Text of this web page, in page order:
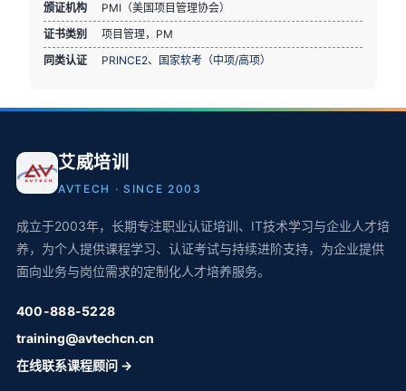
颁证机构
PMI（美国项目管理协会）
证书类别
项目管理，PM
同类认证
PRINCE2、 国家软考（中项/高项）
艾威培训
AVTECH · SINCE 2003
成立于2003年，长期专注职业认证培训、IT技术学习与企业人才培
养，为个人提供课程学习、认证考试与持续进阶支持，为企业提供
面向业务与岗位需求的定制化人才培养服务。
400-888-5228
training@avtechcn.cn
在线联系课程顾问 →